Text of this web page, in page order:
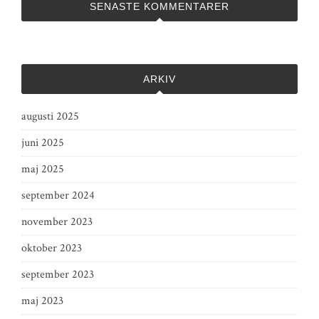
SENASTE KOMMENTARER
ARKIV
augusti 2025
juni 2025
maj 2025
september 2024
november 2023
oktober 2023
september 2023
maj 2023